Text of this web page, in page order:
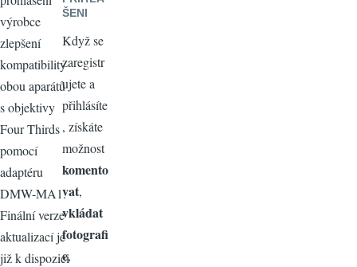
výrobce
zlepšení
kompatibility
obou aparátů
s objektivy
Four Thirds
pomocí
adaptéru
DMW-MA1.
Finální verze
aktualizací je
již k dispozici
ŠENI
Když se
zaregistr
ujete a
přihlásíte
, získáte
možnost
komento
vat,
vkládat
fotografi
e,